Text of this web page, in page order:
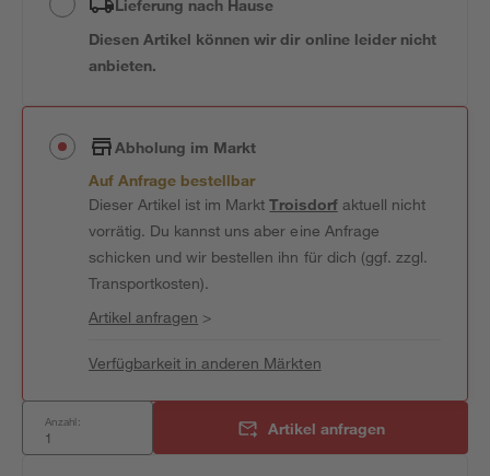
Lieferung nach Hause
Diesen Artikel können wir dir online leider nicht
anbieten.
Abholung im Markt
Auf Anfrage bestellbar
Dieser Artikel ist im MarktTroisdorfaktuell nicht
vorrätig. Du kannst uns aber eine Anfrage
schicken und wir bestellen ihn für dich (ggf. zzgl.
Transportkosten).
Artikel anfragen >
Verfügbarkeit in anderen Märkten
Anzahl: Artikel anfragen